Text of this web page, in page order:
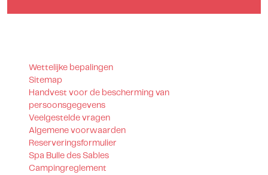
Wettelijke bepalingen
Sitemap
Handvest voor de bescherming van
persoonsgegevens
Veelgestelde vragen
Algemene voorwaarden
Reserveringsformulier
Spa Bulle des Sables
Campingreglement